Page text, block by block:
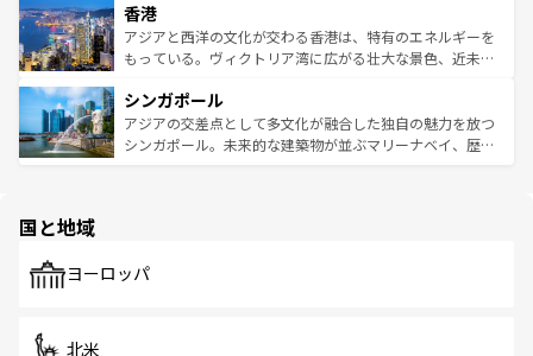
とつ。フォーやバインミー、ベトナムコーヒーなどは、ぜ
ひ現地で味わいたい。どの地域を訪れてもあたたかい人々
が旅行者を迎えてくれるので、きっと忘れられない旅にな
参照してほしい。
の活気が交差している。北部ではチェンマイなどの山岳地
帯で自然と触れ合い、南部ではプーケットやクラビの美し
いビーチでリゾート気分を楽しむことができる。タイ料理
激する。気候は一年中温暖で、どの季節にも異なる楽しみ
が待っている。親しみやすいタイの人々、仏教を中心とし
た文化、そして多様な観光資源が、訪れる旅人を魅了し続
香港
アジアと西洋の文化が交わる香港は、特有のエネルギーを
もっている。ヴィクトリア湾に広がる壮大な景色、近未来
み、どこを訪れても感動するはず。観光スポットが密集し
ており、効率よく見どころを回れるのも魅力。息をのむよ
うな絶景から文化的な体験まで、香港を存分に楽しみ尽く
シンガポール
アジアの交差点として多文化が融合した独自の魅力を放つ
シンガポール。未来的な建築物が並ぶマリーナベイ、歴史
で、ホーカーズは地元の風情を楽しめる外せないスポット
国と地域
ヨーロッパ
北米